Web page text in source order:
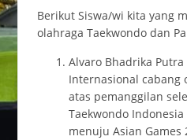
Berikut Siswa/wi kita yang
olahraga Taekwondo dan
Alvaro Bhadrika
Internasional cabang
atas pemanggilan
Taekwondo
menuju Asian Games